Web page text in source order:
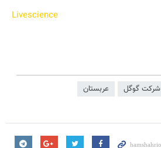
Livescience
شرکت گوگل عربستان